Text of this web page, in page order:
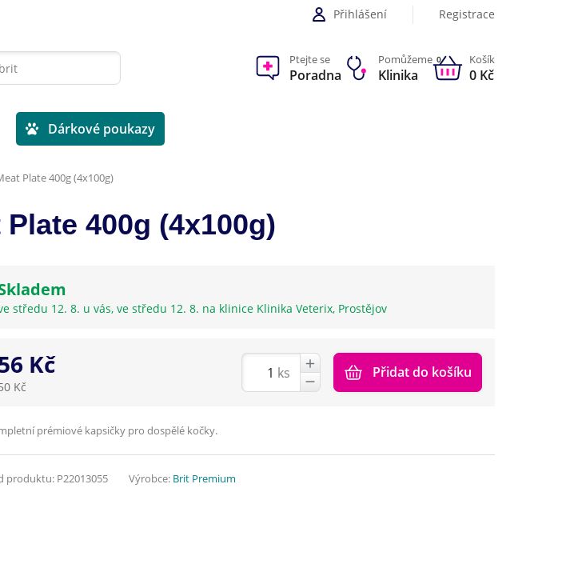
Přihlášení Registrace
Ptejte se
Poradna
Pomůžeme
Klinika
0 Košík
0 Kč
Dárkové poukazy
Plate 400g (4x100g)
400g (4x100g)
středu 12. 8. u vás, ve středu 12. 8. na klinice Klinika Veterix, Prostějov
Kč
Kč
ks Přidat do košíku
prémiové kapsičky pro dospělé kočky.
produktu: P22013055 Výrobce: Brit Premium